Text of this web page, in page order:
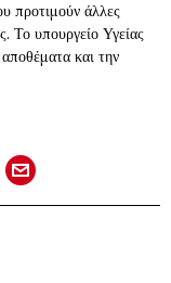
προτιμούν άλλες
Το υπουργείο Υγείας
και την